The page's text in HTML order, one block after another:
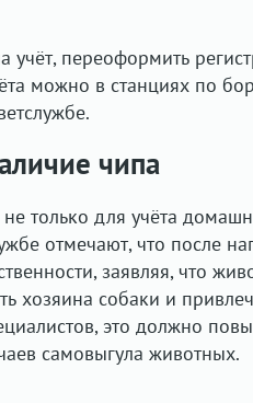
учёт, переоформить
можно в станциях по
чипа
только для учёта
отмечают, что после
заявляя, что
хозяина собаки и
это должно
самовыгула животных.